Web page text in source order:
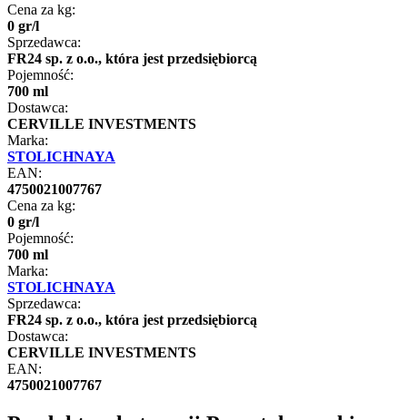
Cena za kg:
0 gr/l
Sprzedawca:
FR24 sp. z o.o., która jest przedsiębiorcą
Pojemność:
700 ml
Dostawca:
CERVILLE INVESTMENTS
Marka:
STOLICHNAYA
EAN:
4750021007767
Cena za kg:
0 gr/l
Pojemność:
700 ml
Marka:
STOLICHNAYA
Sprzedawca:
FR24 sp. z o.o., która jest przedsiębiorcą
Dostawca:
CERVILLE INVESTMENTS
EAN:
4750021007767